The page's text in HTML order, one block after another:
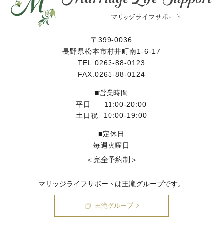
〒399-0036
長野県松本市村井町南1-6-17
TEL.0263-88-0123
FAX.0263-88-0124
■営業時間
平日
11:00-20:00
土日祝
10:00-19:00
■定休日
毎週火曜日
＜完全予約制＞
マリッジライフサポートは王滝グループです。
王滝グループ